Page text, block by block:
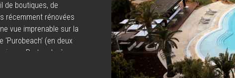
de boutiques, de
récemment rénovées
vue imprenable sur la
(en deux
au Portugal, où vous
plage de sable doré